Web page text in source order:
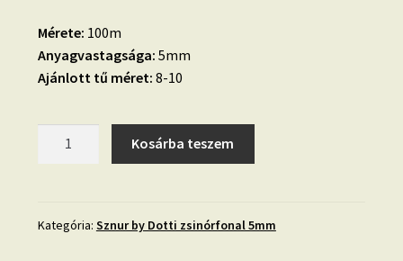
Mérete: 100m
Anyagvastagsága: 5mm
Ajánlott tű méret: 8-10
zsinórfonal
Kosárba teszem
Kategória: Sznur by Dotti zsinórfonal 5mm